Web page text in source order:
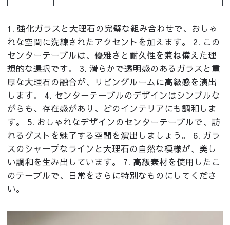
1. 強化ガラスと大理石の完璧な組み合わせで、おしゃ
れな空間に洗練されたアクセントを加えます。 2. この
センターテーブルは、優雅さと耐久性を兼ね備えた理
想的な選択です。 3. 滑らかで透明感のあるガラスと重
厚な大理石の融合が、リビングルームに高級感を演出
します。 4. センターテーブルのデザインはシンプルな
がらも、存在感があり、どのインテリアにも調和しま
す。 5. おしゃれなデザインのセンターテーブルで、訪
れるゲストを魅了する空間を演出しましょう。 6. ガラ
スのシャープなラインと大理石の自然な模様が、美し
い調和を生み出しています。 7. 高級素材を使用したこ
のテーブルで、日常をさらに特別なものにしてくださ
い。